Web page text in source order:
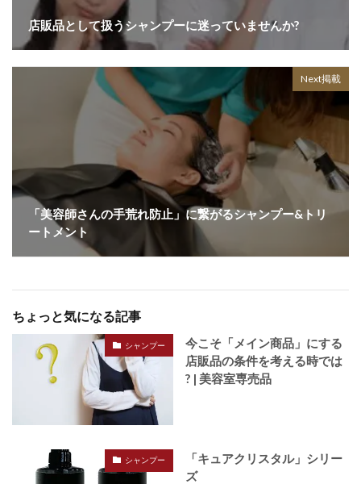
店販品として扱うシャンプーに迷っていませんか?
Next掲載
「美容師さんの手荒れ防止」に繋がるシャンプー&トリ
ートメント
ちょっと気になる記事
シャンプー
今こそ「メイン商品」にする
店販品の条件を考える時では
? | 美容室専売品
シャンプー
「キュアクリスタル」シリー
ズ